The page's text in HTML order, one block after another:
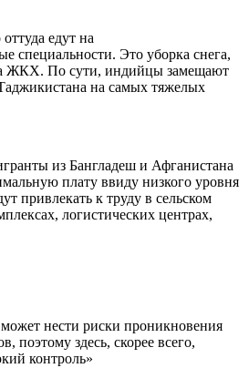
едут на
специальности. Это уборка снега,
ЖКХ. По сути, индийцы замещают
на самых тяжелых
из Бангладеш и Афганистана
плату ввиду низкого уровня
привлекать к труду в сельском
логистических центрах,
нести риски проникновения
поэтому здесь, скорее всего,
контроль»